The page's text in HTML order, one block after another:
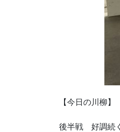
【今日の川柳】
後半戦 好調続